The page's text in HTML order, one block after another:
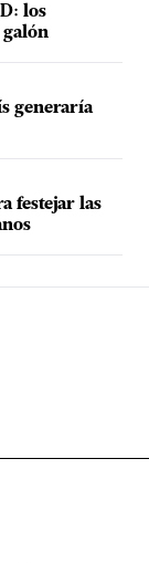
los
galón
generaría
festejar las